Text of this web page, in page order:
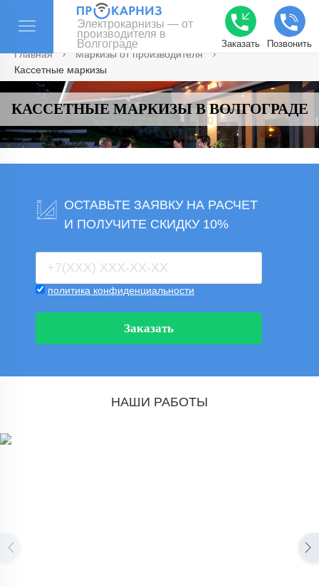
Электрокарнизы — от
производителя в
Волгограде
Заказать Позвонить
Главная
Маркизы от производителя
Кассетные маркизы
КАССЕТНЫЕ МАРКИЗЫ В ВОЛГОГРАДЕ
ОСТАВЬТЕ ЗАЯВКУ НА РАСЧЕТ
И ПОЛУЧИТЕ СКИДКУ 10%
политика конфиденциальности
Заказать
НАШИ РАБОТЫ